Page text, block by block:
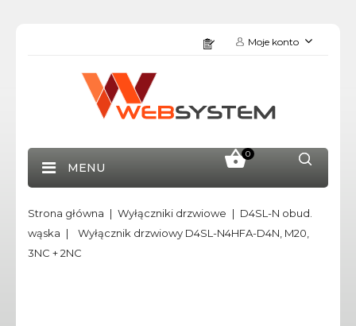
Moje konto
0
MENU
Strona główna Wyłączniki drzwiowe
D4SL-N obud.
wąska
Wyłącznik drzwiowy D4SL-N4HFA-D4N, M20,
3NC + 2NC